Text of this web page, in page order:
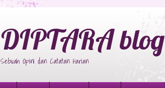
DIPTARA blog
Sebuah Opini dan Catatan Harian